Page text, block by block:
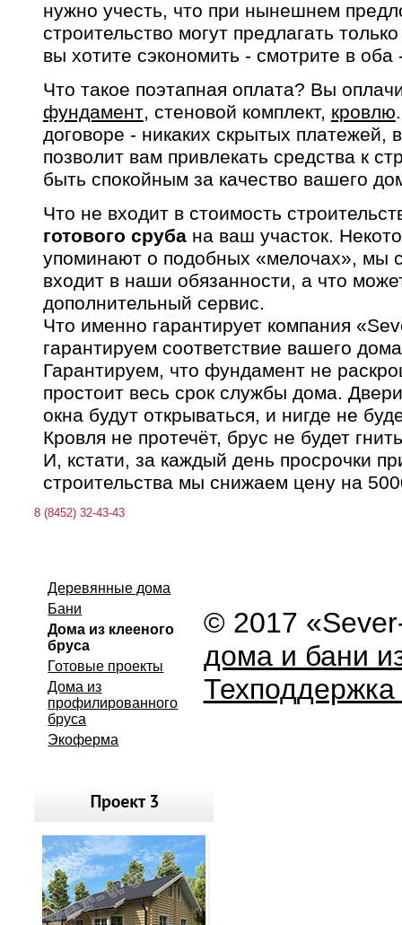
нужно учесть, что при нынешнем
строительство могут предлагать
вы хотите сэкономить - смотрите в оба
Что такое поэтапная оплата? Вы
фундамент, стеновой комплект, кровлю
договоре - никаких скрытых платежей,
позволит вам привлекать средства к
быть спокойным за качество вашего
Что не входит в стоимость
готового срубана ваш участок.
упоминают о подобных «мелочах», мы
входит в наши обязанности, а что
дополнительный сервис.
Что именно гарантирует компания
гарантируем соответствие вашего
Гарантируем, что фундамент не
простоит весь срок службы дома.
окна будут открываться, и нигде не
Кровля не протечёт, брус не будет
И, кстати, за каждый день просрочки
строительства мы снижаем цену на
8 (8452) 32-43-43
Деревянные дома
Бани
Дома из клееного
бруса
Готовые проекты
Дома из
профилированного
бруса
Экоферма
© 2017
дома и бани
Техподдержка